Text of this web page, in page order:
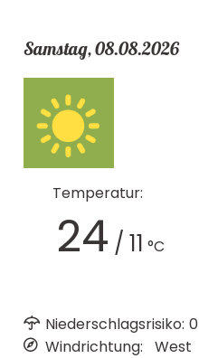
Samstag, 08.08.2026
Temperatur:
24 / 11 °C
Niederschlagsrisiko: 0
Windrichtung: West